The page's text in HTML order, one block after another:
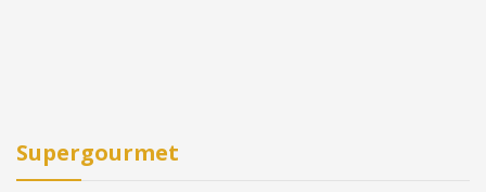
Supergourmet